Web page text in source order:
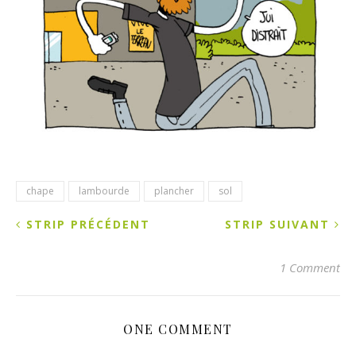
chape lambourde plancher sol
STRIP SUIVANT
STRIP PRÉCÉDENT
1 Comment
ONE COMMENT